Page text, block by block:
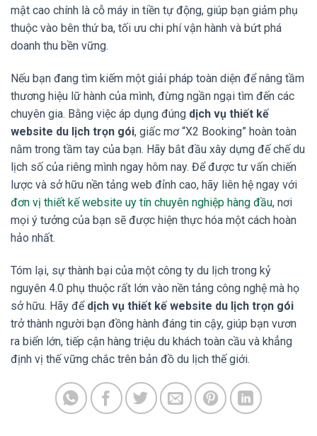
mật cao chính là cỗ máy in tiền tự động, giúp bạn giảm phụ
thuộc vào bên thứ ba, tối ưu chi phí vận hành và bứt phá
doanh thu bền vững.
Nếu bạn đang tìm kiếm một giải pháp toàn diện để nâng tầm
thương hiệu lữ hành của mình, đừng ngần ngại tìm đến các
chuyên gia. Bằng việc áp dụng đúng dịch vụ thiết kế
website du lịch trọn gói, giấc mơ “X2 Booking” hoàn toàn
nằm trong tầm tay của bạn. Hãy bắt đầu xây dựng đế chế du
lịch số của riêng mình ngay hôm nay. Để được tư vấn chiến
lược và sở hữu nền tảng web đỉnh cao, hãy liên hệ ngay với
đơn vị thiết kế website uy tín chuyên nghiệp hàng đầu, nơi
mọi ý tưởng của bạn sẽ được hiện thực hóa một cách hoàn
hảo nhất.
Tóm lại, sự thành bại của một công ty du lịch trong kỷ
nguyên 4.0 phụ thuộc rất lớn vào nền tảng công nghệ mà họ
sở hữu. Hãy để dịch vụ thiết kế website du lịch trọn gói
trở thành người bạn đồng hành đáng tin cậy, giúp bạn vươn
ra biển lớn, tiếp cận hàng triệu du khách toàn cầu và khẳng
định vị thế vững chắc trên bản đồ du lịch thế giới.